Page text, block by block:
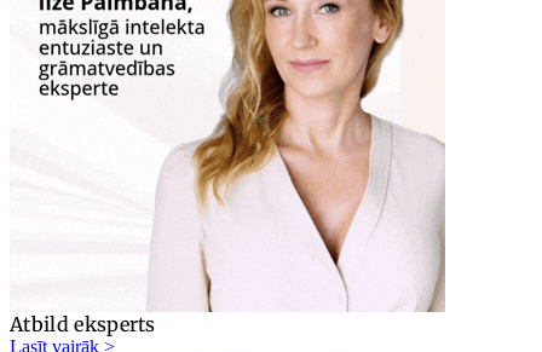
Atbild eksperts
Lasīt vairāk >